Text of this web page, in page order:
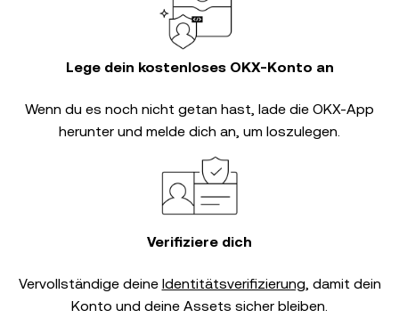
Lege dein kostenloses OKX-Konto an
Wenn du es noch nicht getan hast, lade die OKX-App
herunter und melde dich an, um loszulegen.
Verifiziere dich
Vervollständige deine Identitätsverifizierung, damit dein
Konto und deine Assets sicher bleiben.